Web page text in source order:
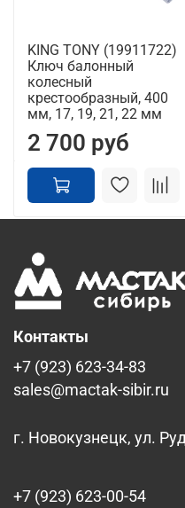
KING TONY (19911722)
Ключ балонный
колесный
крестообразный, 400
мм, 17, 19, 21, 22 мм
2 700 руб
Контакты
+7 (923) 623-34-83
sales@mactak-sibir.ru
г. Новокузнецк, ул.
+7 (923) 623-00-54